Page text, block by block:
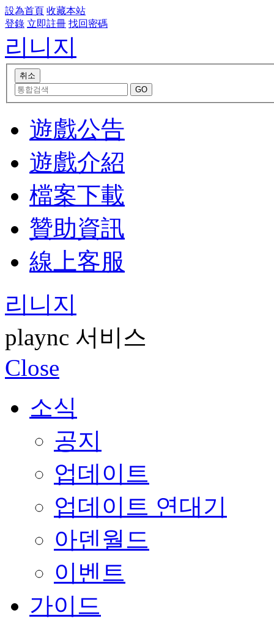
設為首頁 收藏本站
登錄 立即註冊 找回密碼
리니지
遊戲公告
遊戲介紹
檔案下載
贊助資訊
線上客服
리니지
plaync 서비스
Close
소식
공지
업데이트
업데이트 연대기
아덴월드
이벤트
가이드